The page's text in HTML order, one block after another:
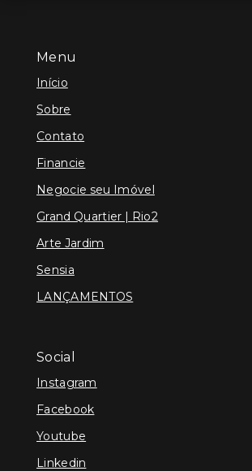
Menu
Início
Sobre
Contato
Financie
Negocie seu Imóvel
Grand Quartier | Rio2
Arte Jardim
Sensia
LANÇAMENTOS
Social
Instagram
Facebook
Youtube
Linkedin